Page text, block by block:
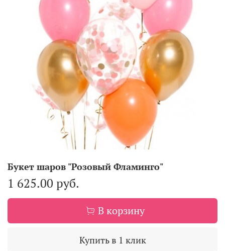
Букет шаров "Розовый Фламинго"
1 625.00 руб.
В корзину
Купить в 1 клик